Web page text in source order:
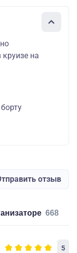
круизе на
отзыв
668
5